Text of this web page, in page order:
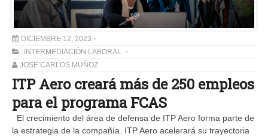
DICIEMBRE 12, 2023
INTERMEDIACIÓN LABORAL
JOSE CARLOS MUÑOZ
ITP Aero creará más de 250 empleos
para el programa FCAS
El crecimiento del área de defensa de ITP Aero forma parte de
la estrategia de la compañía. ITP Aero acelerará su trayectoria